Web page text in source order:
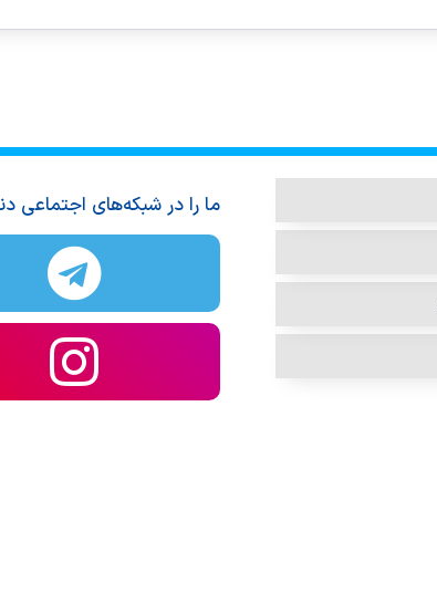
ما را در شبکه‌های اجتماعی